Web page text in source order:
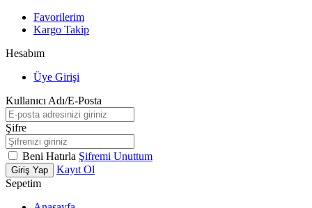
Favorilerim
Kargo Takip
Hesabım
Üye Girişi
Kullanıcı Adı/E-Posta
Şifre
Beni Hatırla Şifremi Unuttum
Giriş Yap
Kayıt Ol
Sepetim